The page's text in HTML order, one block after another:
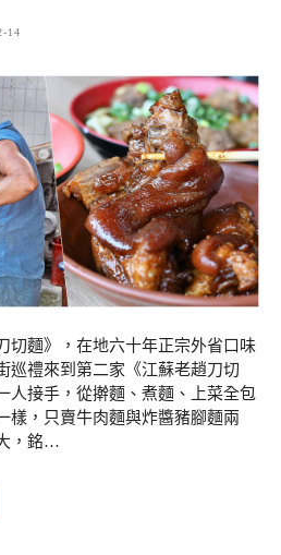
14
切麵》，在地六十年正宗外省口味
巡禮來到第二家《江蘇老趙刀切
人接手，從擀麵、煮麵、上菜全包
樣，只賣牛肉麵與炸醬豬腳麵兩
，銘…